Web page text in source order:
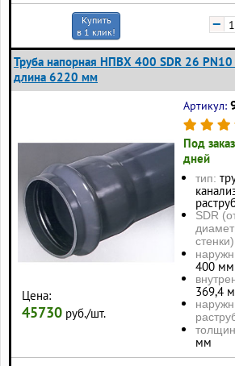
Купить
в 1 клик!
−
Труба напорная НПВХ 400 SDR 26
длина 6220 мм
Цена:
45730 руб./шт.
Артикул:
Под
дней
тип:
SDR
400 мм
369,4
мм